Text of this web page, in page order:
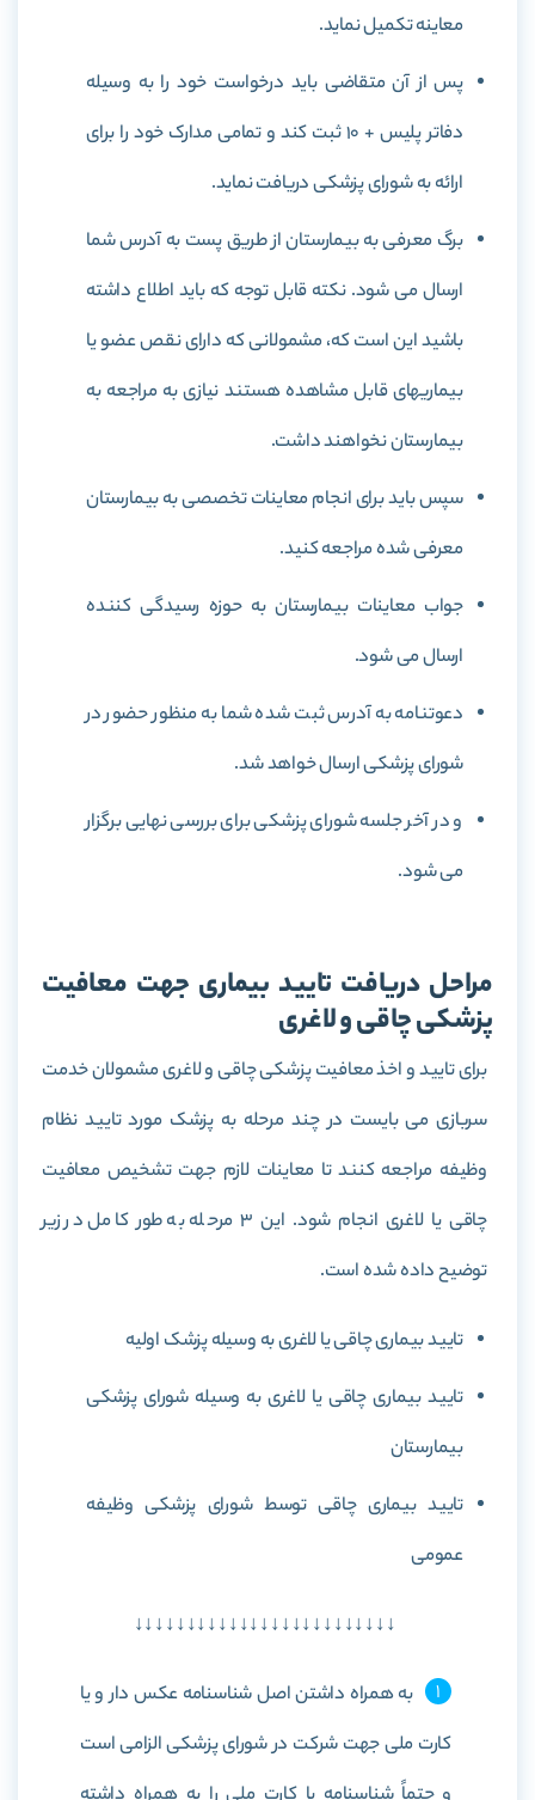
معاینه تکمیل نماید.
پس از آن متقاضی باید درخواست خود را به وسیله
دفاتر پليس +‌ 10 ثبت کند و تمامی مدارک خود را برای
ارائه به شورای پزشکی دریافت نماید.
برگ معرفی به بیمارستان از طریق پست به آدرس شما
ارسال می شود. نکته قابل توجه که باید اطلاع داشته
باشید این است که، مشمولانی که دارای نقص عضو یا
بیماریهای قابل مشاهده هستند نیازی به مراجعه به
بیمارستان نخواهند داشت.
سپس باید برای انجام معاینات تخصصی به بیمارستان
معرفی شده مراجعه کنید.
جواب معاینات بیمارستان به حوزه رسیدگی کننده
ارسال می شود.
دعوتنامه به آدرس ثبت شده شما به منظور حضور در
شورای پزشکی ارسال خواهد شد.
و در آخر جلسه شورای پزشکی برای بررسی نهایی برگزار
می شود.
مراحل دریافت تایید بیماری جهت معافیت
پزشکی چاقی و لاغری
برای تایید و اخذ معافیت پزشکی چاقی و لاغری مشمولان خدمت
سربازی می بایست در چند مرحله به پزشک مورد تایید نظام
وظیفه مراجعه کنند تا معاینات لازم جهت تشخیص معافیت
چاقی یا لاغری انجام شود. این 3 مرحله به طور کامل در زیر
توضیح داده شده است.
تایید بیماری چاقی یا لاغری به وسیله پزشک اولیه
تایید بیماری چاقی یا لاغری به وسیله شورای پزشکی
بیمارستان
تایید بیماری چاقی توسط شورای پزشکی وظیفه
عمومی
↓↓↓↓↓↓↓↓↓↓↓↓↓↓↓↓↓↓↓↓↓↓↓↓↓
به همراه داشتن اصل شناسنامه عکس دار و یا
کارت ملی جهت شرکت در شورای پزشکی الزامی است